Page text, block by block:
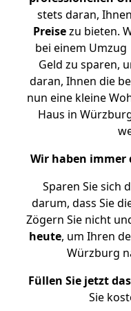
stets daran, Ihnen
Preisezu bieten.
bei einem
Geld zu sparen,
daran, Ihnen die
nun eine kleine
Haus in
Wir haben immer
Sparen Sie sich
darum, dass Sie
Zögern Sie nicht
heute, um Ihren
Würzburg
Füllen Sie jetzt
Sie